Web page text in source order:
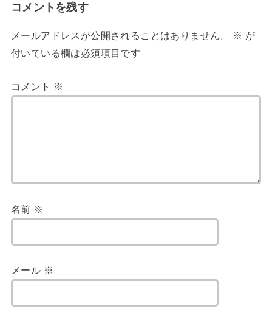
コメントを残す
メールアドレスが公開されることはありません。 ※ が
付いている欄は必須項目です
コメント ※
名前 ※
メール ※